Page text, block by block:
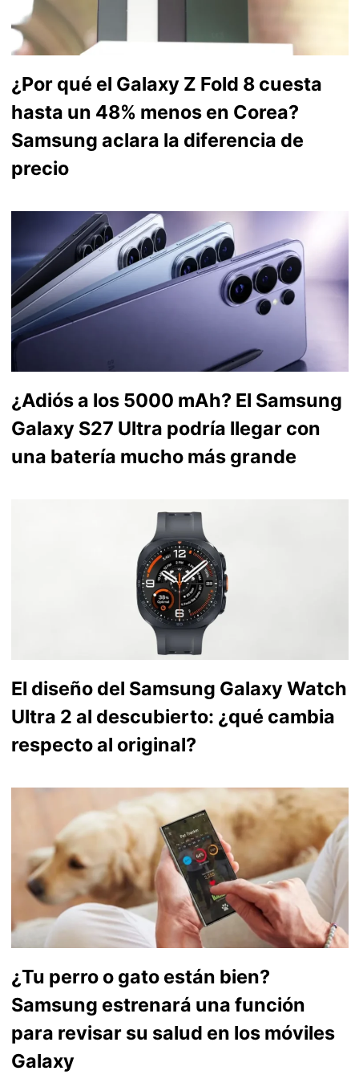
¿Por qué el Galaxy Z Fold 8 cuesta
hasta un 48% menos en Corea?
Samsung aclara la diferencia de
precio
¿Adiós a los 5000 mAh? El Samsung
Galaxy S27 Ultra podría llegar con
una batería mucho más grande
El diseño del Samsung Galaxy Watch
Ultra 2 al descubierto: ¿qué cambia
respecto al original?
¿Tu perro o gato están bien?
Samsung estrenará una función
para revisar su salud en los móviles
Galaxy